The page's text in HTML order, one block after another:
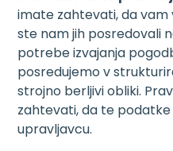
imate zahtevati, da
ste nam jih posredovali
potrebe izvajanja
posredujemo v
strojno berljivi obliki.
zahtevati, da te
upravljavcu.